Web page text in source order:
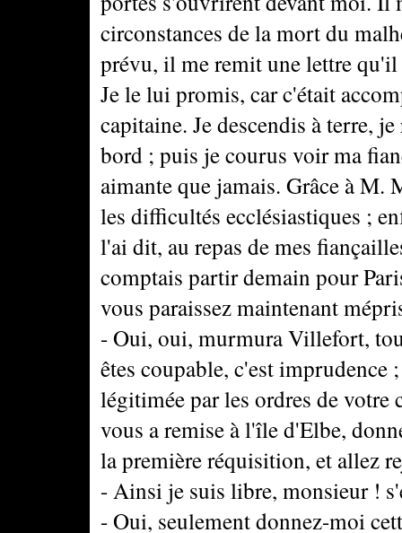
circonstances de la mort du
prévu, il me remit une lettre qu'il
Je le lui promis, car c'était
capitaine. Je descendis à terre,
bord ; puis je courus voir ma
aimante que jamais. Grâce à M.
les difficultés ecclésiastiques ;
l'ai dit, au repas de mes
comptais partir demain pour
vous paraissez maintenant
- Oui, oui, murmura Villefort,
êtes coupable, c'est imprudence
légitimée par les ordres de votre
vous a remise à l'île d'Elbe,
la première réquisition, et allez
- Ainsi je suis libre, monsieur !
- Oui, seulement donnez-moi